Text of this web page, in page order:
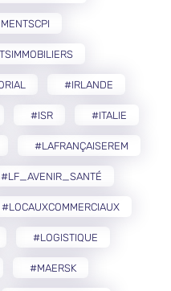
#IRLANDE
#ISR #ITALIE
#LAFRANÇAISEREM
#LF_AVENIR_SANTÉ
#LOCAUXCOMMERCIAUX
#LOGISTIQUE
#MAERSK